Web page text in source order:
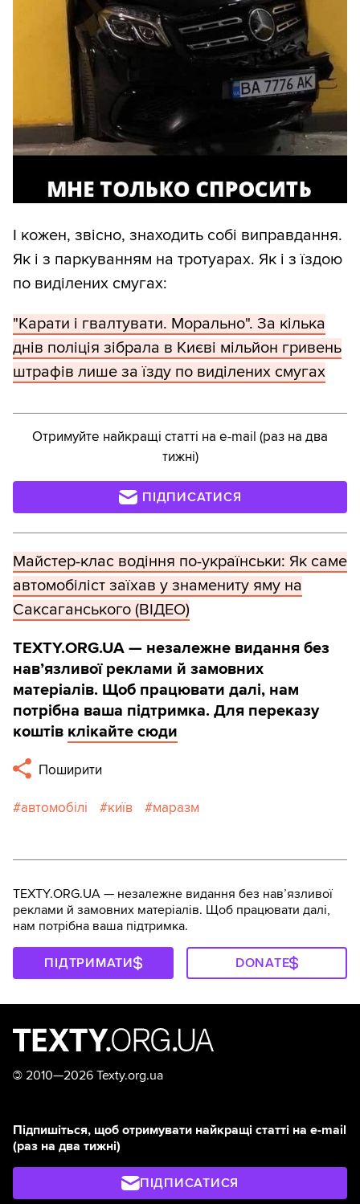
І кожен, звісно, знаходить собі виправдання.
Як і з паркуванням на тротуарах. Як і з їздою
по виділених смугах:
"Карати і гвалтувати. Морально". За кілька
днів поліція зібрала в Києві мільйон гривень
штрафів лише за їзду по виділених смугах
Отримуйте найкращі статті на e-mail (раз на два
тижні)
ПІДПИСАТИСЯ
Майстер-клас водіння по-українськи: Як саме
автомобіліст заїхав у знамениту яму на
Саксаганського (ВІДЕО)
TEXTY.ORG.UA — незалежне видання без
навʼязливої реклами й замовних
матеріалів. Щоб працювати далі, нам
потрібна ваша підтримка. Для переказу
коштів клікайте сюди
Поширити
автомобілі київ маразм
TEXTY.ORG.UA — незалежне видання без навʼязливої
реклами й замовних матеріалів. Щоб працювати далі,
нам потрібна ваша підтримка.
ПІДТРИМАТИ DONATE
© 2010—2026 Texty.org.ua
Підпишіться, щоб отримувати найкращі статті на e-mail
(раз на два тижні)
ПІДПИСАТИСЯ